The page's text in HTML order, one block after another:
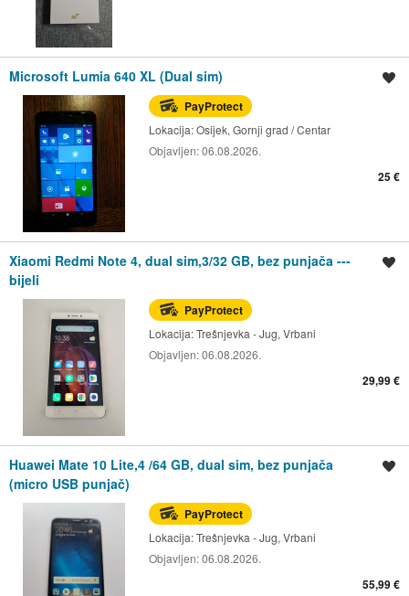
Microsoft Lumia 640 XL (Dual sim)
PayProtect
Lokacija:Osijek, Gornji grad / Centar
Objavljen:06.08.2026.
25 €
Xiaomi Redmi Note 4, dual sim,3/32 GB, bez punjača ---
bijeli
PayProtect
Lokacija:Trešnjevka - Jug, Vrbani
Objavljen:06.08.2026.
29,99 €
Huawei Mate 10 Lite,4 /64 GB, dual sim, bez punjača
(micro USB punjač)
PayProtect
Lokacija:Trešnjevka - Jug, Vrbani
Objavljen:06.08.2026.
55,99 €